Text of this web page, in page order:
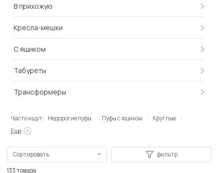
В прихожую
Кресла-мешки
С ящиком
Табуреты
Трансформеры
Часто ищут: Недорогие пуфы Пуфы с ящиком
Круглые
Еще
Сортировать
фильтр
133 товара